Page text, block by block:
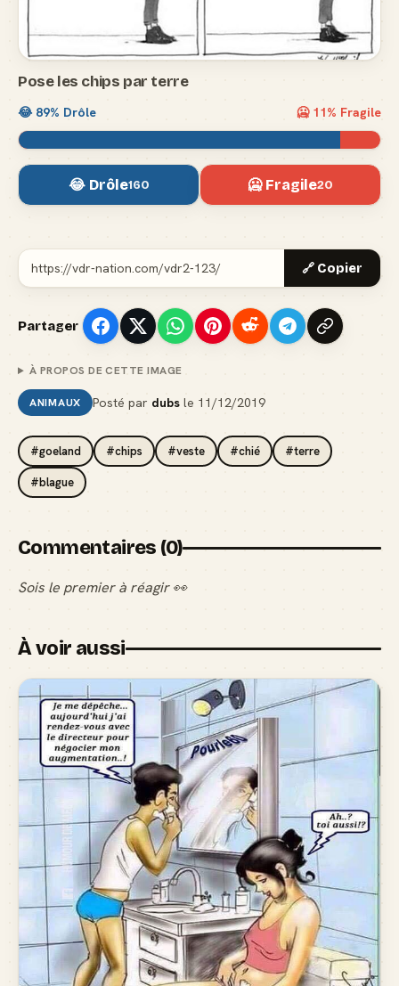
Pose les chips par terre
😂 89% Drôle 🥶 11% Fragile
😂 Drôle160 🥶 Fragile20
🔗 Copier
Partager
À PROPOS DE CETTE IMAGE
ANIMAUX Posté par dubsle 11/12/2019
#goeland #chips #veste #chié #terre
#blague
Commentaires (0)
Sois le premier à réagir 👀
À voir aussi